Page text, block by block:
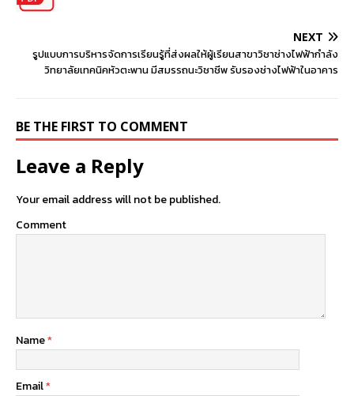
NEXT
รูปแบบการบริหารจัดการเรียนรู้ที่ส่งผลให้ผู้เรียนสาขาวิชาช่างไฟฟ้ากำลัง
วิทยาลัยเทคนิคหัวตะพาน มีสมรรถนะวิชาชีพ รับรองช่างไฟฟ้าในอาคาร
BE THE FIRST TO COMMENT
Leave a Reply
Your email address will not be published.
Comment
Name*
Email*